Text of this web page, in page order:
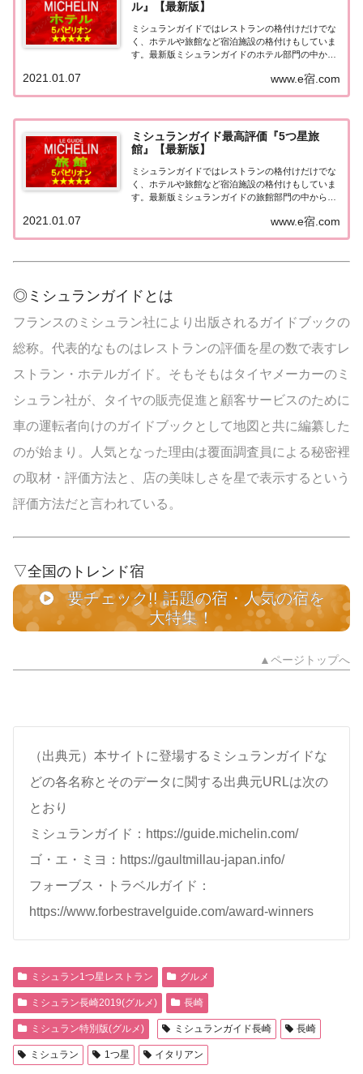
ル』【最新版】
ミシュランガイドではレストランの格付けだけでな
く、ホテルや旅館など宿泊施設の格付けもしていま
す。最新版ミシュランガイドのホテル部門の中から
をまとめてみました♪ いずれのホテルも人気ランキ
ングなどで常に上位を賑わす有名ホテル。各ホテル
www.e宿.com
2021.01.07
ミシュランガイド最高評価『5つ星旅
館』【最新版】
ミシュランガイドではレストランの格付けだけでな
く、ホテルや旅館など宿泊施設の格付けもしていま
す。最新版ミシュランガイドの旅館部門の中から最
とめてみました♪ いずれも人気ランキングなどで常
に上位を賑わす有名旅館。各旅館の情報と口コミ評
www.e宿.com
2021.01.07
◎ミシュランガイドとは
フランスのミシュラン社により出版されるガイドブックの
総称。代表的なものはレストランの評価を星の数で表すレ
ストラン・ホテルガイド。そもそもはタイヤメーカーのミ
シュラン社が、タイヤの販売促進と顧客サービスのために
車の運転者向けのガイドブックとして地図と共に編纂した
のが始まり。人気となった理由は覆面調査員による秘密裡
の取材・評価方法と、店の美味しさを星で表示するという
評価方法だと言われている。
▽全国のトレンド宿
要チェック!! 話題の宿・人気の宿を
大特集！
▲ページトップへ
（出典元）本サイトに登場するミシュランガイドな
どの各名称とそのデータに関する出典元URLは次の
とおり
ミシュランガイド：https://guide.michelin.com/
ゴ・エ・ミヨ：https://gaultmillau-japan.info/
フォーブス・トラベルガイド：
https://www.forbestravelguide.com/award-winners
ミシュラン1つ星レストラン グルメ
ミシュラン長崎2019(グルメ) 長崎
ミシュラン特別版(グルメ) ミシュランガイド長崎 長崎
ミシュラン 1つ星 イタリアン